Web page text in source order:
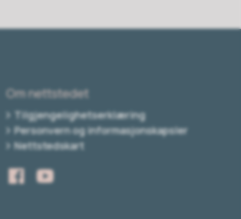
Om nettstedet
Tilgjengelighetserklæring
Personvern og informasjonskapsler
Nettstedskart